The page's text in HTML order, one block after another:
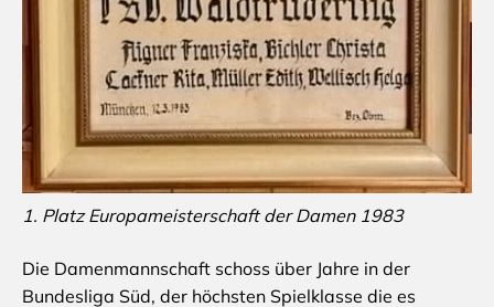
1. Platz Europameisterschaft der Damen 1983
Die Damenmannschaft schoss über Jahre in der
Bundesliga Süd, der höchsten Spielklasse die es